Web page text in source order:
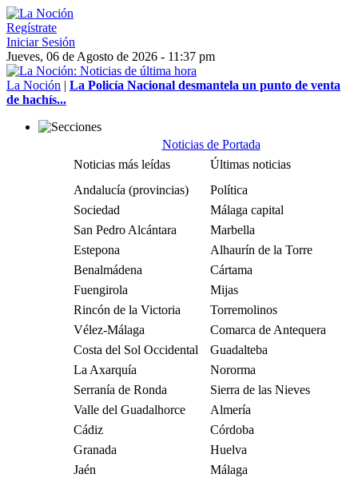
Regístrate
Iniciar Sesión
Jueves, 06 de Agosto de 2026 - 11:37 pm
La Noción | La Policía Nacional desmantela un punto de venta
de hachís...
Noticias de Portada
Noticias más leídas
Últimas noticias
Andalucía (provincias)
Política
Sociedad
Málaga capital
San Pedro Alcántara
Marbella
Estepona
Alhaurín de la Torre
Benalmádena
Cártama
Fuengirola
Mijas
Rincón de la Victoria
Torremolinos
Vélez-Málaga
Comarca de Antequera
Costa del Sol Occidental
Guadalteba
La Axarquía
Nororma
Serranía de Ronda
Sierra de las Nieves
Valle del Guadalhorce
Almería
Cádiz
Córdoba
Granada
Huelva
Jaén
Málaga